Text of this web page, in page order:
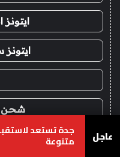
شحن
شدات
عاجل متنوعة